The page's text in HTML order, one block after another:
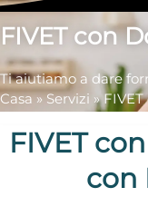
FIVET con
Ti aiutiamo a dare
Casa»Servizi »
FIVET
con